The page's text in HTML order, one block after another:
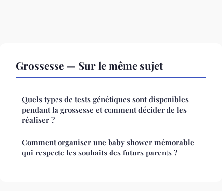
Grossesse — Sur le même sujet
Quels types de tests génétiques sont disponibles
pendant la grossesse et comment décider de les
réaliser ?
Comment organiser une baby shower mémorable
qui respecte les souhaits des futurs parents ?